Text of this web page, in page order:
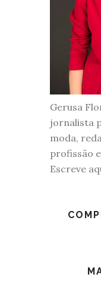
Gerusa
jornalista
moda,
profissão
Escreve